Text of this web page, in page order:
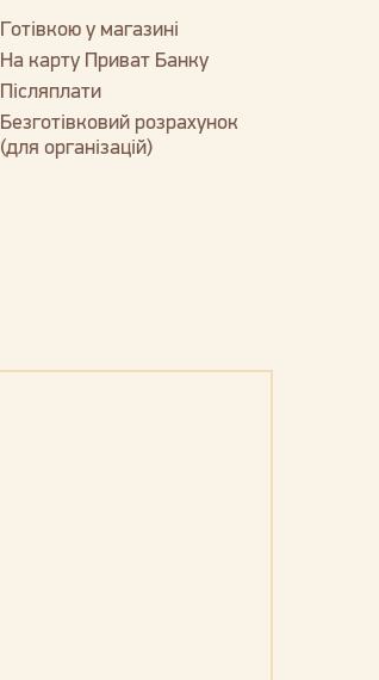
Готівкою у магазині
На карту Приват Банку
Післяплати
Безготівковий розрахунок
(для організацій)